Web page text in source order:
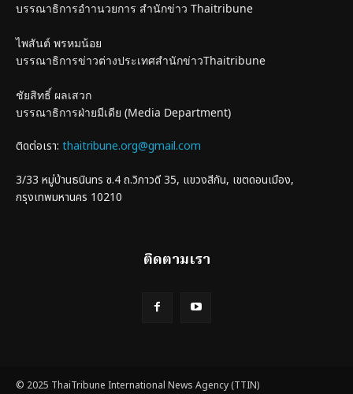
บรรณาธิการอำานวยการ สำนักข่าว Thaitribune
ไพสันต์ พรหมน้อย
บรรณาธิการข่าวต่างประเทศสำนักข่าวThaitribune
ชัยสิทธิ์ ผลเสวก
บรรณาธิการฝ่ายมีเดีย (Media Department)
ติดต่อเรา: thaitribune.org@gmail.com
3/33 หมู่บ้านธนินทร ซ.4 ถ.วิภาวดี 35, แขวงสีกัน, เขตดอนเมือง,
กรุงเทพมหานคร 10210
ติดตามเรา
© 2025 ThaiTribune International News Agency (TTIN)